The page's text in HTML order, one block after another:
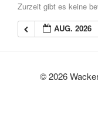
Zurzeit gibt es keine
AUG. 2026
© 2026